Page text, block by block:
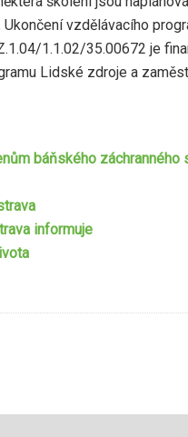
vzdělávacího
1.1.02/35.00672 je
Lidské zdroje a
báňského
informuje